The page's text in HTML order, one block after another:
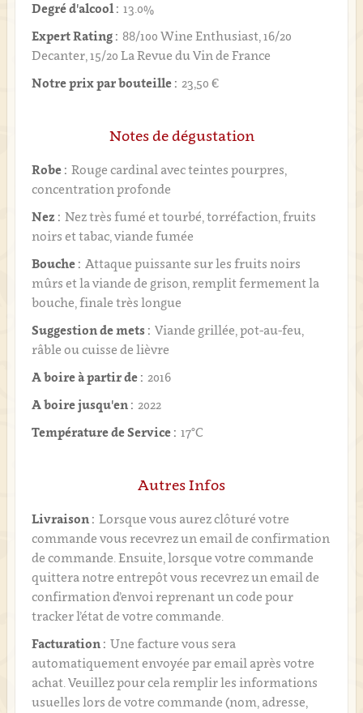
Degré d'alcool : 13.0%
Expert Rating : 88/100 Wine Enthusiast, 16/20
Decanter, 15/20 La Revue du Vin de France
Notre prix par bouteille : 23,50 €
Notes de dégustation
Robe : Rouge cardinal avec teintes pourpres,
concentration profonde
Nez : Nez très fumé et tourbé, torréfaction, fruits
noirs et tabac, viande fumée
Bouche : Attaque puissante sur les fruits noirs
mûrs et la viande de grison, remplit fermement la
bouche, finale très longue
Suggestion de mets : Viande grillée, pot-au-feu,
râble ou cuisse de lièvre
A boire à partir de : 2016
A boire jusqu'en : 2022
Température de Service : 17°C
Autres Infos
Livraison : Lorsque vous aurez clôturé votre
commande vous recevrez un email de confirmation
de commande. Ensuite, lorsque votre commande
quittera notre entrepôt vous recevrez un email de
confirmation d’envoi reprenant un code pour
tracker l’état de votre commande.
Facturation : Une facture vous sera
automatiquement envoyée par email après votre
achat. Veuillez pour cela remplir les informations
usuelles lors de votre commande (nom, adresse,